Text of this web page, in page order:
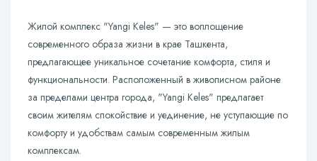
Жилой комплекс "Yangi Keles" — это воплощение
современного образа жизни в крае Ташкента,
предлагающее уникальное сочетание комфорта, стиля и
функциональности. Расположенный в живописном районе
за пределами центра города, "Yangi Keles" предлагает
своим жителям спокойствие и уединение, не уступающие по
комфорту и удобствам самым современным жилым
комплексам.